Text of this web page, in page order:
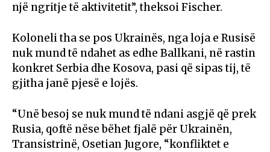
një ngritje të aktivitetit”, theksoi Fischer.
Koloneli tha se pos Ukrainës, nga loja e Rusisë
nuk mund të ndahet as edhe Ballkani, në rastin
konkret Serbia dhe Kosova, pasi që sipas tij, të
gjitha janë pjesë e lojës.
“Unë besoj se nuk mund të ndani asgjë që prek
Rusia, qoftë nëse bëhet fjalë për Ukrainën,
Transistrinë, Osetian Jugore, “konfliktet e